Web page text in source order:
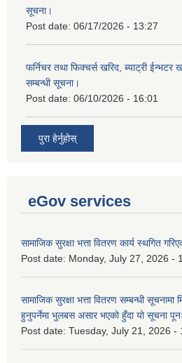
सूचना।
Post date: 06/17/2026 - 13:27
फर्निचर तथा फिक्चर्स खरिद, ब्याट‍्री
सम्बन्धी सूचना।
Post date: 06/10/2026 - 16:01
पुरा हेर्नुहोस्
eGov services
सामाजिक सुरक्षा भत्ता वितरण कार्य स्थगित
Post date: Monday, July 27, 2026 -
सामाजिक सुरक्षा भत्ता वितरण सम्बन्धी
हुनुपर्नेमा भुलबस असार भएको हुँदा यो सूचना
Post date: Tuesday, July 21, 2026 -